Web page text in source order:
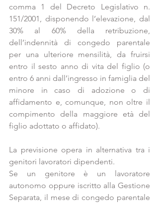
comma 1 del Decreto Legislativo n.
151/2001, disponendo l’elevazione, dal
30% al 60% della retribuzione,
dell’indennità di congedo parentale
per una ulteriore mensilità, da fruirsi
entro il sesto anno di vita del figlio (o
entro 6 anni dall’ingresso in famiglia del
minore in caso di adozione o di
affidamento e, comunque, non oltre il
compimento della maggiore età del
figlio adottato o affidato).
La previsione opera in alternativa tra i
genitori lavoratori dipendenti.
Se un genitore è un lavoratore
autonomo oppure iscritto alla Gestione
Separata, il mese di congedo parentale